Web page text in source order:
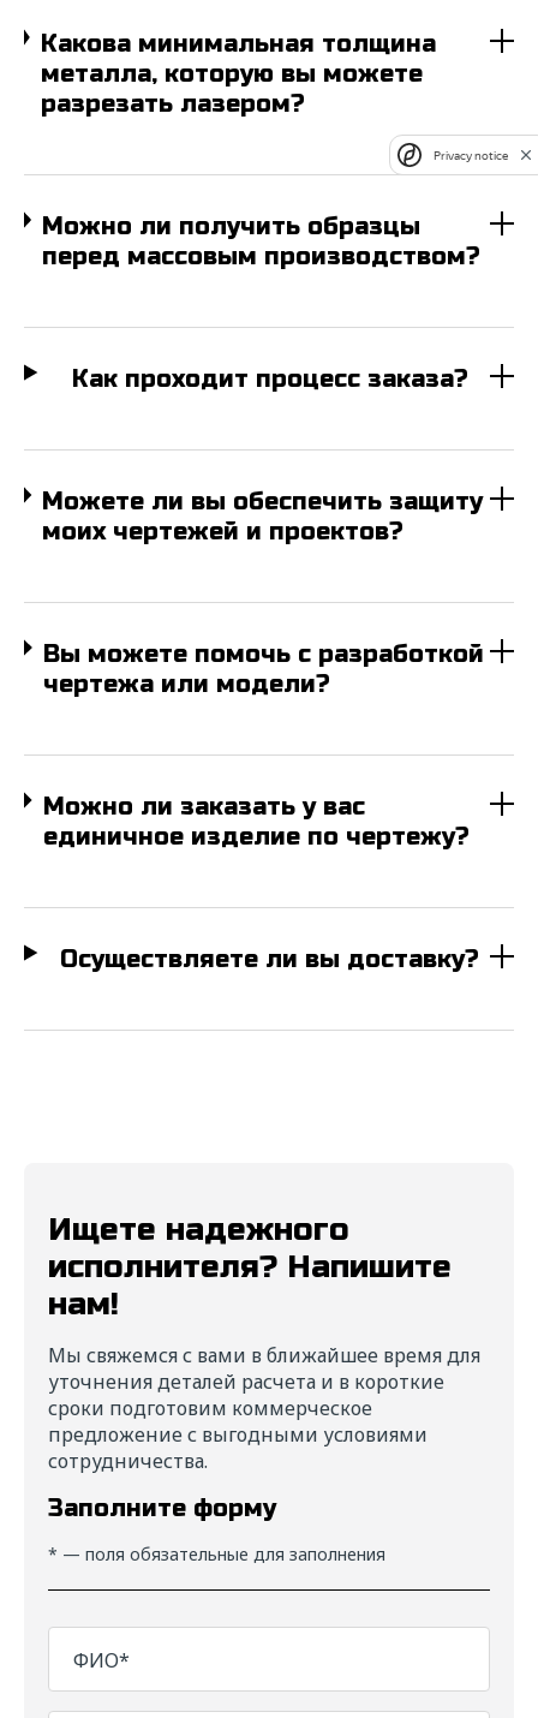
Какова минимальная толщина
металла, которую вы можете
разрезать лазером?
Можно ли получить образцы
перед массовым производством?
Как проходит процесс заказа?
Можете ли вы обеспечить защиту
моих чертежей и проектов?
Вы можете помочь с разработкой
чертежа или модели?
Можно ли заказать у вас
единичное изделие по чертежу?
Осуществляете ли вы доставку?
Ищете надежного
исполнителя? Напишите
нам!
Мы свяжемся с вами в ближайшее время для
уточнения деталей расчета и в короткие
сроки подготовим коммерческое
предложение с выгодными условиями
сотрудничества.
Заполните форму
* — поля обязательные для заполнения
ФИО*
Privacy notice